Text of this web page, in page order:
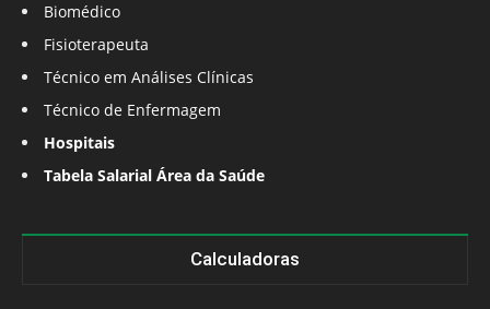
Biomédico
Fisioterapeuta
Técnico em Análises Clínicas
Técnico de Enfermagem
Hospitais
Tabela Salarial Área da Saúde
Calculadoras